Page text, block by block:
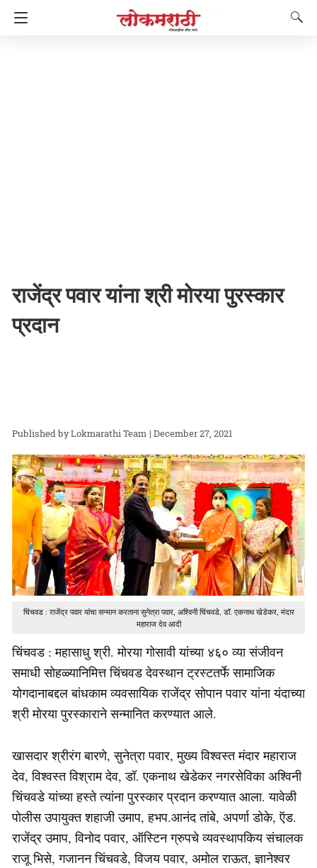
राजेंद्र पवार यांना श्री मोरया पुरस्कार
प्रदान
Lokmarathi Team | December 27, 2021
चिंचवड : राजेंद्र पवार यांचा सन्मान करताना सुनेत्रा पवार, अश्विनी चिंचवडे, डॉ. एकनाथ खेडेकर, मंदार
महाराज देव आदी
चिंचवड : महासाधु श्री. मोरया गोसावी यांच्या ४६० व्या संजीवन
समाधी सोहळ्यानिमित्त चिंचवड देवस्थान ट्रस्टतर्फे सामाजिक
योगदानाबद्दल बांधकाम व्यवसायिक राजेंद्र सोपान पवार यांना यंदाच्या
श्री मोरया पुरस्काराने सन्मानित करण्यात आले.
खासदार श्रीरंग बारणे, सुनेत्रा पवार, मुख्य विश्वस्त मंदार महाराज
देव, विश्वस्त विश्राम देव, डॉ. एकनाथ खेडेकर नगरसेविका अश्विनी
चिंचवडे यांच्या हस्ते त्यांना पुरस्कार प्रदान करण्यात आला. यावेळी
पोलीस उपायुक्त शहाजी उमाप, हभप.आनंद तांबे, अपर्णा डोके, ऍड.
राजेंद्र उमाप, विनोद पवार, ऑस्टिन ग्रुपचे व्यवस्थापकिय संचालक
राजू भिसे, गजानन चिंचवडे, विजय पवार, अमोल राऊत, ज्ञानेश्वर